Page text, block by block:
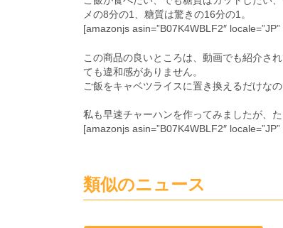
メの8分の1、糖質は驚きの16分の1。
[amazonjs asin=”B07K4WBLF2″
この商品の良いところは、動画でも紹介さ
ても違和感がありません。
ご飯をキャベツライスに置き換えるだけなの
私も早速チャーハンを作ってみましたが、
[amazonjs asin=”B07K4WBLF2″
類似のニュース